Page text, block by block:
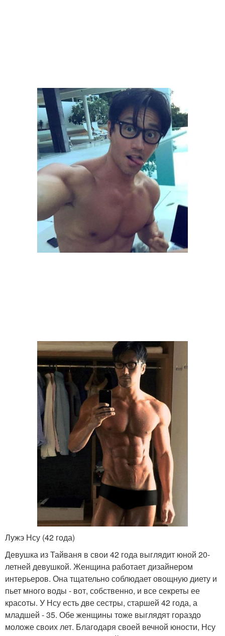
Лужэ Нсу (42 года)
Девушка из Тайваня в свои 42 года выглядит юной 20-
летней девушкой. Женщина работает дизайнером
интерьеров. Она тщательно соблюдает овощную диету и
пьет много воды - вот, собственно, и все секреты ее
красоты. У Нсу есть две сестры, старшей 42 года, а
младшей - 35. Обе женщины тоже выглядят гораздо
моложе своих лет. Благодаря своей вечной юности, Нсу